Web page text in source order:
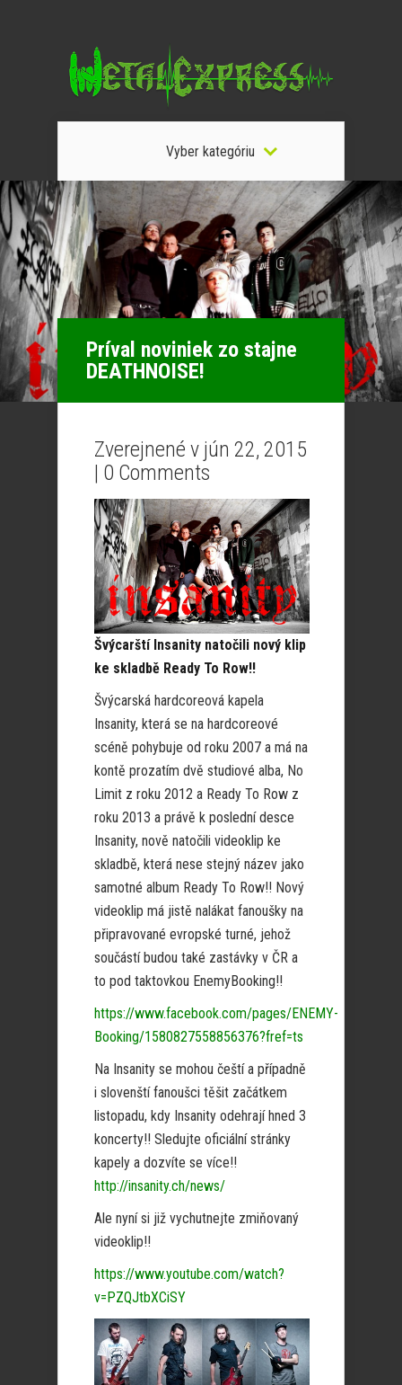
Vyber kategóriu
Príval noviniek zo stajne
DEATHNOISE!
Zverejnené v jún 22, 2015
| 0 Comments
Švýcarští Insanity natočili nový klip
ke skladbě Ready To Row!!
Švýcarská hardcoreová kapela
Insanity, která se na hardcoreové
scéně pohybuje od roku 2007 a má na
kontě prozatím dvě studiové alba, No
Limit z roku 2012 a Ready To Row z
roku 2013 a právě k poslední desce
Insanity, nově natočili videoklip ke
skladbě, která nese stejný název jako
samotné album Ready To Row!! Nový
videoklip má jistě nalákat fanoušky na
připravované evropské turné, jehož
součástí budou také zastávky v ČR a
to pod taktovkou EnemyBooking!!
https://www.facebook.com/pages/ENEMY-
Booking/1580827558856376?fref=ts
Na Insanity se mohou čeští a případně
i slovenští fanoušci těšit začátkem
listopadu, kdy Insanity odehrají hned 3
koncerty!! Sledujte oficiální stránky
kapely a dozvíte se více!!
http://insanity.ch/news/
Ale nyní si již vychutnejte zmiňovaný
videoklip!!
https://www.youtube.com/watch?
v=PZQJtbXCiSY